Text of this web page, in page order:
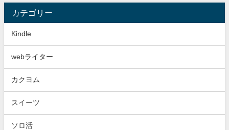
カテゴリー
Kindle
webライター
カクヨム
スイーツ
ソロ活